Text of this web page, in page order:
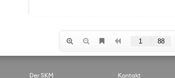
Der SKM Kontakt